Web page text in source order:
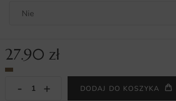
27.90 zł
DODAJ DO KOSZYKA